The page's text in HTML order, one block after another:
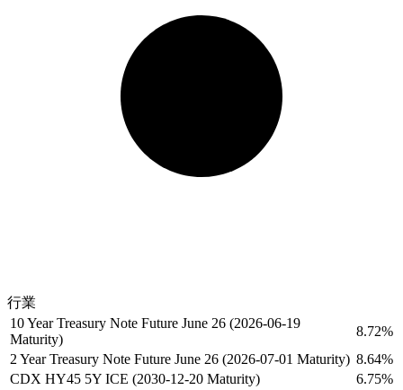
行業
10 Year Treasury Note Future June 26 (2026-06-19
Maturity)
8.72%
2 Year Treasury Note Future June 26 (2026-07-01 Maturity) 8.64%
CDX HY45 5Y ICE (2030-12-20 Maturity)
6.75%